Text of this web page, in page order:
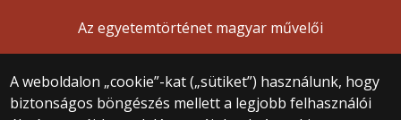
A weboldalon „cookie”-kat („sütiket”) használunk, hogy
biztonságos böngészés mellett a legjobb felhasználói
Az egyetemtörténet magyar művelői
© 2025 Eötvös Loránd Tudományegyetem